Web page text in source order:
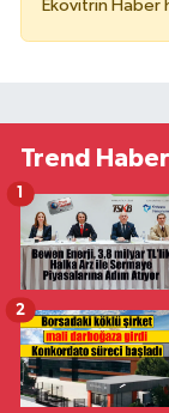
Ekovitrin Haber
Trend
1
2